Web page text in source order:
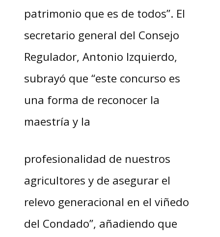
patrimonio que es de todos”. El
secretario general del Consejo
Regulador, Antonio Izquierdo,
subrayó que “este concurso es
una forma de reconocer la
maestría y la
profesionalidad de nuestros
agricultores y de asegurar el
relevo generacional en el viñedo
del Condado”, añadiendo que